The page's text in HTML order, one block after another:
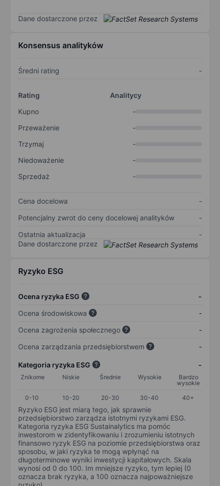
Dane dostarczone przez
Konsensus analityków
Średni rating -
Rating
Analitycy
Kupno
-
Przeważenie
-
Trzymaj
-
Niedoważenie
-
Sprzedaż
-
Cena docelowa
-
Potencjalny zwrot do ceny docelowej analityków
-
Ostatnia aktualizacja
-
Dane dostarczone przez
Ryzyko ESG
Ocena ryzyka ESG
-
Ocena środowiskowa
-
Ocena zagrożenia społecznego
-
Ocena zarządzania przedsiębiorstwem
-
Kategoria ryzyka ESG -
Znikome Niskie Średnie Wysokie
Bardzo
wysokie
0-10
10-20 20-30 30-40 40+
Ryzyko ESG jest miarą tego, jak sprawnie
przedsiębiorstwo zarządza istotnymi ryzykami ESG.
Kategoria ryzyka ESG Sustainalytics ma pomóc
inwestorom w zidentyfikowaniu i zrozumieniu istotnych
finansowo ryzyk ESG na poziomie przedsiębiorstwa oraz
sposobu, w jaki ryzyka te mogą wpłynąć na
długoterminowe wyniki inwestycji kapitałowych. Skala
wynosi od 0 do 100. Im mniejsze ryzyko, tym lepiej (0
oznacza brak ryzyka, a 100 oznacza najpoważniejsze